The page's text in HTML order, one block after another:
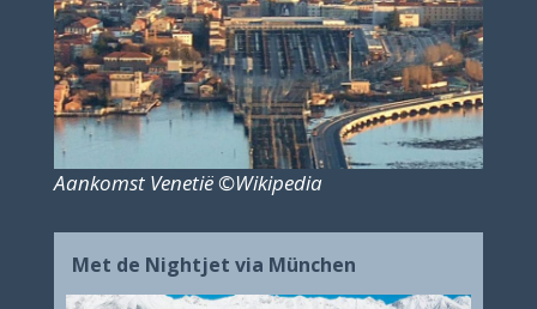
Aankomst Venetië ©Wikipedia
Met de Nightjet via München